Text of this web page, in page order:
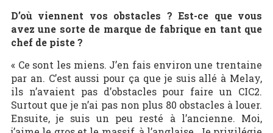
D’où viennent vos obstacles ? Est-ce que vous
avez une sorte de marque de fabrique en tant que
chef de piste ?
« Ce sont les miens. J’en fais environ une trentaine
par an. C’est aussi pour ça que je suis allé à Melay,
ils n’avaient pas d’obstacles pour faire un CIC2.
Surtout que je n’ai pas non plus 80 obstacles à louer.
Ensuite, je suis un peu resté à l’ancienne. Moi,